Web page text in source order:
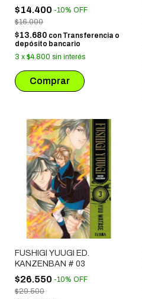
$14.400 -10% OFF
$16.000
$13.680 con Transferencia o
depósito bancario
3 x $4.800 sin interés
FUSHIGI YUUGI ED.
KANZENBAN # 03
$26.550 -10% OFF
$29.500